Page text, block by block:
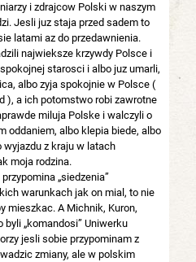
i zdrajcow Polski w naszym
Jesli juz staja przed sadem to
latami az do przedawnienia.
najwieksze krzywdy Polsce i
starosci i albo juz umarli,
albo zyja spokojnie w Polsce (
), a ich potomstwo robi zawrotne
miluja Polske i walczyli o
oddaniem, albo klepia biede, albo
wyjazdu z kraju w latach
moja rodzina.
„siedzenia”
warunkach jak on mial, to nie
mieszkac. A Michnik, Kuron,
byli „komandosi” Uniwerku
jesli sobie przypominam z
zmiany, ale w polskim